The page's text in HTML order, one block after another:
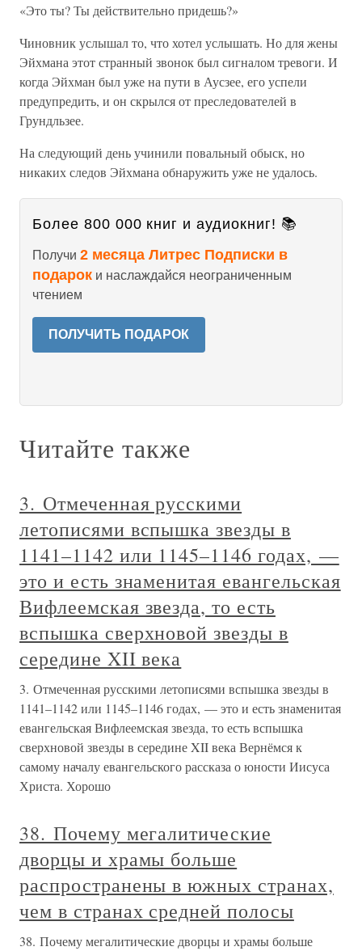
«Это ты? Ты действительно придешь?»
Чиновник услышал то, что хотел услышать. Но для жены
Эйхмана этот странный звонок был сигналом тревоги. И
когда Эйхман был уже на пути в Аусзее, его успели
предупредить, и он скрылся от преследователей в
Грундльзее.
На следующий день учинили повальный обыск, но
никаких следов Эйхмана обнаружить уже не удалось.
Более 800 000 книг и аудиокниг! 📚
Получи 2 месяца Литрес Подписки в
подарок и наслаждайся неограниченным
чтением
ПОЛУЧИТЬ ПОДАРОК
Читайте также
3. Отмеченная русскими
летописями вспышка звезды в
1141–1142 или 1145–1146 годах, —
это и есть знаменитая евангельская
Вифлеемская звезда, то есть
вспышка сверхновой звезды в
середине XII века
3. Отмеченная русскими летописями вспышка звезды в
1141–1142 или 1145–1146 годах, — это и есть знаменитая
евангельская Вифлеемская звезда, то есть вспышка
сверхновой звезды в середине XII века Вернёмся к
самому началу евангельского рассказа о юности Иисуса
Христа. Хорошо
38. Почему мегалитические
дворцы и храмы больше
распространены в южных странах,
чем в странах средней полосы
38. Почему мегалитические дворцы и храмы больше